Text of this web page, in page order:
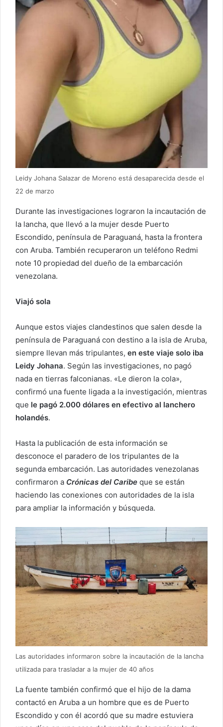
Leidy Johana Salazar de Moreno está desaparecida desde el
22 de marzo
Durante las investigaciones lograron la incautación de
la lancha, que llevó a la mujer desde Puerto
Escondido, península de Paraguaná, hasta la frontera
con Aruba. También recuperaron un teléfono Redmi
note 10 propiedad del dueño de la embarcación
venezolana.
Viajó sola
Aunque estos viajes clandestinos que salen desde la
península de Paraguaná con destino a la isla de Aruba,
siempre llevan más tripulantes, en este viaje solo iba
Leidy Johana. Según las investigaciones, no pagó
nada en tierras falconianas. «Le dieron la cola»,
confirmó una fuente ligada a la investigación, mientras
que le pagó 2.000 dólares en efectivo al lanchero
holandés.
Hasta la publicación de esta información se
desconoce el paradero de los tripulantes de la
segunda embarcación. Las autoridades venezolanas
confirmaron a Crónicas del Caribe que se están
haciendo las conexiones con autoridades de la isla
para ampliar la información y búsqueda.
Las autoridades informaron sobre la incautación de la lancha
utilizada para trasladar a la mujer de 40 años
La fuente también confirmó que el hijo de la dama
contactó en Aruba a un hombre que es de Puerto
Escondido y con él acordó que su madre estuviera